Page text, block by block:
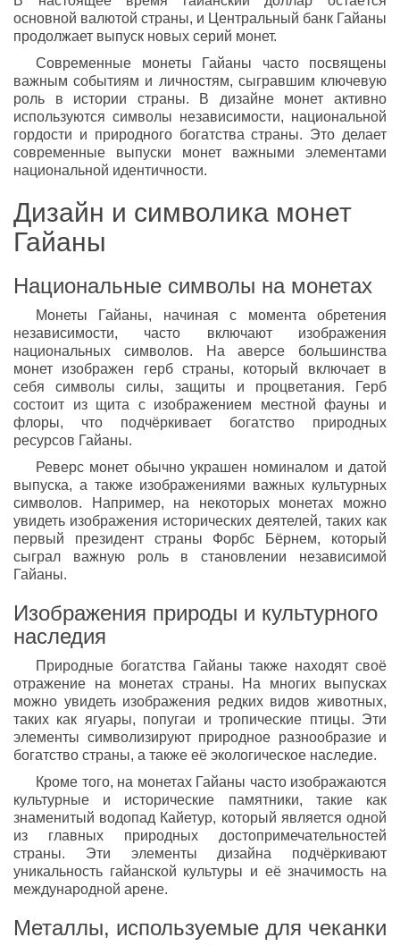
основной валютой страны, и Центральный банк Гайаны
продолжает выпуск новых серий монет.
Современные монеты Гайаны часто посвящены
важным событиям и личностям, сыгравшим ключевую
роль в истории страны. В дизайне монет активно
используются символы независимости, национальной
гордости и природного богатства страны. Это делает
современные выпуски монет важными элементами
национальной идентичности.
Дизайн и символика монет
Гайаны
Национальные символы на монетах
Монеты Гайаны, начиная с момента обретения
независимости, часто включают изображения
национальных символов. На аверсе большинства
монет изображен герб страны, который включает в
себя символы силы, защиты и процветания. Герб
состоит из щита с изображением местной фауны и
флоры, что подчёркивает богатство природных
ресурсов Гайаны.
Реверс монет обычно украшен номиналом и датой
выпуска, а также изображениями важных культурных
символов. Например, на некоторых монетах можно
увидеть изображения исторических деятелей, таких как
первый президент страны Форбс Бёрнем, который
сыграл важную роль в становлении независимой
Гайаны.
Изображения природы и культурного
наследия
Природные богатства Гайаны также находят своё
отражение на монетах страны. На многих выпусках
можно увидеть изображения редких видов животных,
таких как ягуары, попугаи и тропические птицы. Эти
элементы символизируют природное разнообразие и
богатство страны, а также её экологическое наследие.
Кроме того, на монетах Гайаны часто изображаются
культурные и исторические памятники, такие как
знаменитый водопад Кайетур, который является одной
из главных природных достопримечательностей
страны. Эти элементы дизайна подчёркивают
уникальность гайанской культуры и её значимость на
международной арене.
Металлы, используемые для чеканки